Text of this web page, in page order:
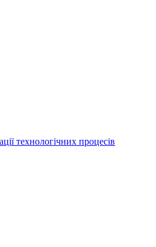
технологічних процесів